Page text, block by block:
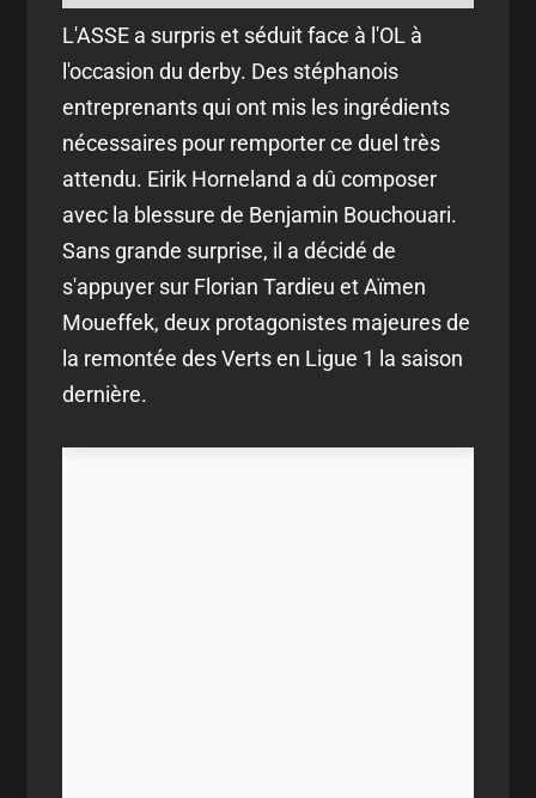
L'ASSE a surpris et séduit face à l'OL à
l'occasion du derby. Des stéphanois
entreprenants qui ont mis les ingrédients
nécessaires pour remporter ce duel très
attendu. Eirik Horneland a dû composer
avec la blessure de Benjamin Bouchouari.
Sans grande surprise, il a décidé de
s'appuyer sur Florian Tardieu et Aïmen
Moueffek, deux protagonistes majeures de
la remontée des Verts en Ligue 1 la saison
dernière.